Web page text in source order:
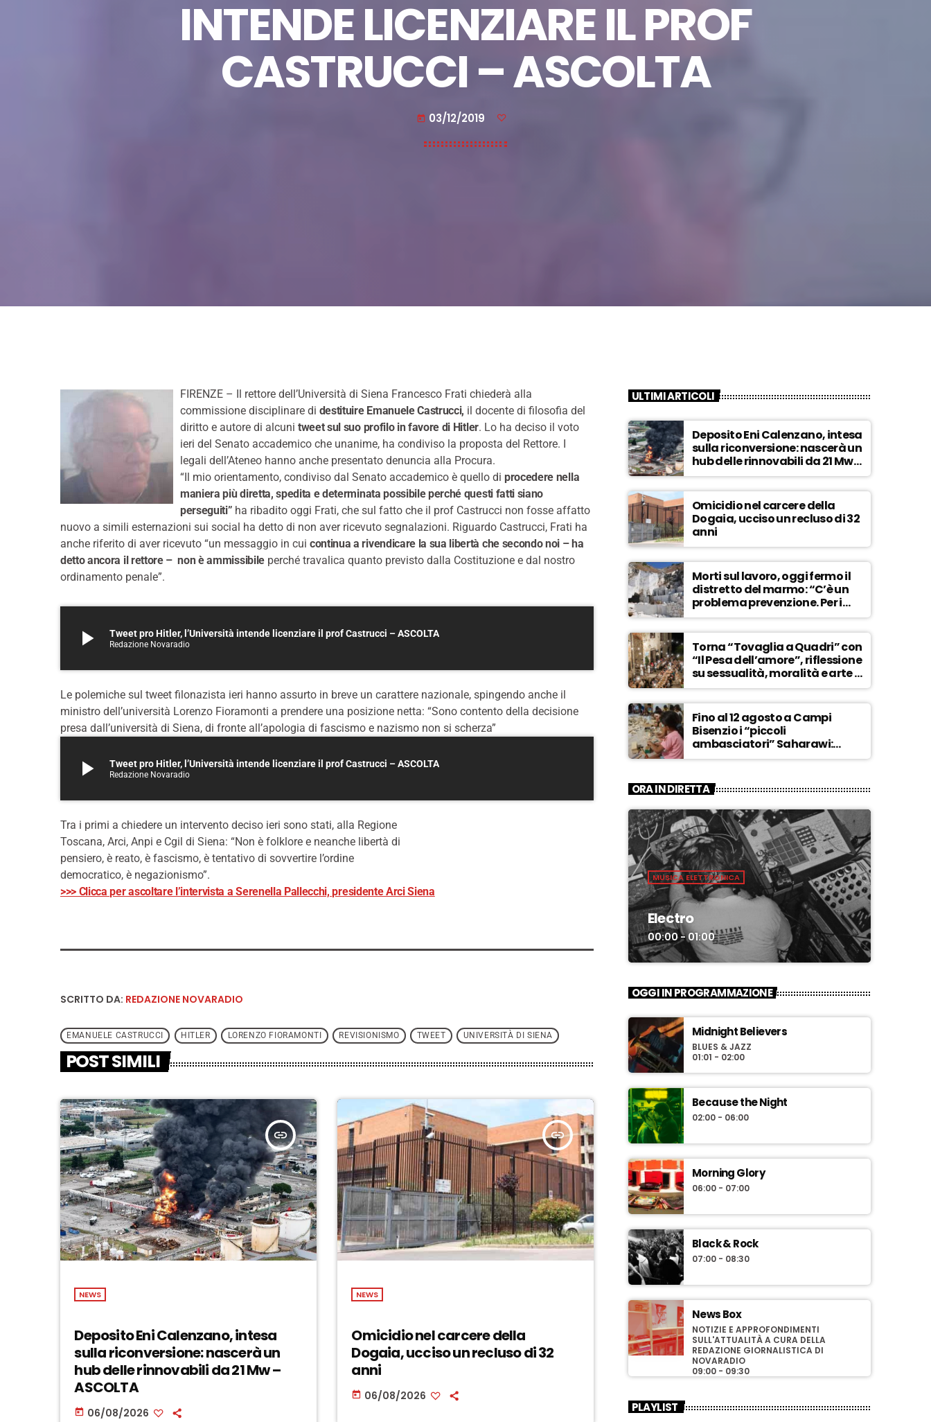
INTENDE LICENZIARE IL PROF
CASTRUCCI – ASCOLTA
today 03/12/2019
FIRENZE – Il rettore dell’Università di Siena Francesco Frati chiederà alla
commissione disciplinare di destituire Emanuele Castrucci, il docente di filosofia del
diritto e autore di alcuni tweet sul suo profilo in favore di Hitler. Lo ha deciso il voto
ieri del Senato accademico che unanime, ha condiviso la proposta del Rettore. I
legali dell’Ateneo hanno anche presentato denuncia alla Procura.
“Il mio orientamento, condiviso dal Senato accademico è quello di procedere nella
maniera più diretta, spedita e determinata possibile perché questi fatti siano
perseguiti” ha ribadito oggi Frati, che sul fatto che il prof Castrucci non fosse affatto
nuovo a simili esternazioni sui social ha detto di non aver ricevuto segnalazioni. Riguardo Castrucci, Frati ha
anche riferito di aver ricevuto “un messaggio in cui continua a rivendicare la sua libertà che secondo noi – ha
detto ancora il rettore – non è ammissibileperché travalica quanto previsto dalla Costituzione e dal nostro
ordinamento penale”.
play_arrow Tweet pro Hitler, l’Università intende licenziare il prof Castrucci – ASCOLTA
Redazione Novaradio
Le polemiche sul tweet filonazista ieri hanno assurto in breve un carattere nazionale, spingendo anche il
ministro dell’università Lorenzo Fioramonti a prendere una posizione netta: “Sono contento della decisione
presa dall’università di Siena, di fronte all’apologia di fascismo e nazismo non si scherza”
play_arrow Tweet pro Hitler, l’Università intende licenziare il prof Castrucci – ASCOLTA
Redazione Novaradio
Tra i primi a chiedere un intervento deciso ieri sono stati, alla Regione
Toscana, Arci, Anpi e Cgil di Siena: “Non è folklore e neanche libertà di
pensiero, è reato, è fascismo, è tentativo di sovvertire l’ordine
democratico, è negazionismo”.
>>> Clicca per ascoltare l’intervista a Serenella Pallecchi, presidente Arci Siena
SCRITTO DA: REDAZIONE NOVARADIO
EMANUELE CASTRUCCI HITLER LORENZO FIORAMONTI REVISIONISMO TWEET UNIVERSITÀ DI SIENA
POST SIMILI
insert_link
NEWS
Deposito Eni Calenzano, intesa
sulla riconversione: nascerà un
hub delle rinnovabili da 21 Mw –
ASCOLTA
today 06/08/2026
insert_link
NEWS
Omicidio nel carcere della
Dogaia, ucciso un recluso di 32
anni
today 06/08/2026
ULTIMI ARTICOLI
Deposito Eni Calenzano, intesa
sulla riconversione: nascerà un
hub delle rinnovabili da 21 Mw –
ASCOLTA
Omicidio nel carcere della
Dogaia, ucciso un recluso di 32
anni
Morti sul lavoro, oggi fermo il
distretto del marmo: “C’è un
problema prevenzione. Per i
controlli, un solo ispettore” –
ASCOLTA
Torna “Tovaglia a Quadri” con
“Il Pesa dell’amore”, riflessione
su sessualità, moralità e arte –
ASCOLTA
Fino al 12 agosto a Campi
Bisenzio i “piccoli
ambasciatori” Saharawi:
“Sostenere la loro causa,
invadente” – ASCOLTA
ORA IN DIRETTA
MUSICA ELETTRONICA
Electro
00:00 - 01:00
OGGI IN PROGRAMMAZIONE
Midnight Believers
BLUES & JAZZ
01:01 - 02:00
Because the Night
02:00 - 06:00
Morning Glory
06:00 - 07:00
Black & Rock
07:00 - 08:30
News Box
NOTIZIE E APPROFONDIMENTI
SULL'ATTUALITÀ A CURA DELLA
REDAZIONE GIORNALISTICA DI
NOVARADIO
09:00 - 09:30
PLAYLIST